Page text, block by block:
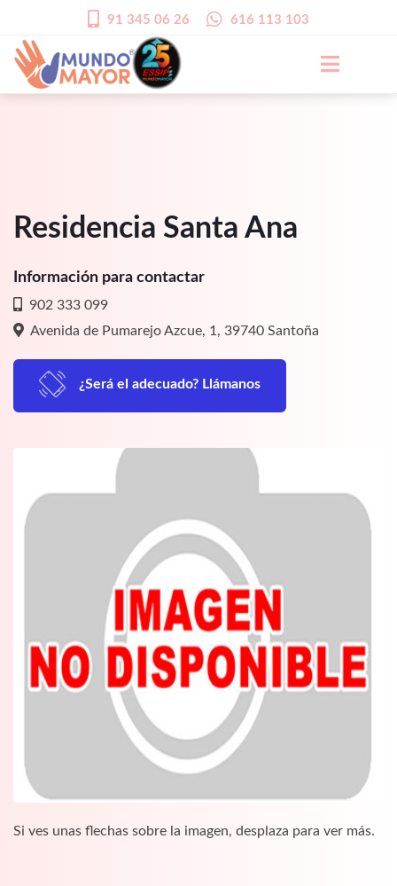
91 345 06 26 616 113 103
Residencia Santa Ana
Información para contactar
902 333 099
Avenida de Pumarejo Azcue, 1, 39740 Santoña
¿Será el adecuado? Llámanos
Si ves unas flechas sobre la imagen, desplaza para ver más.